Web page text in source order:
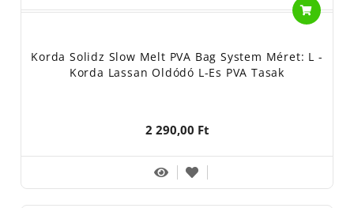
Korda Solidz Slow Melt PVA Bag System Méret: L -
Korda Lassan Oldódó L-Es PVA Tasak
2 290,00 Ft